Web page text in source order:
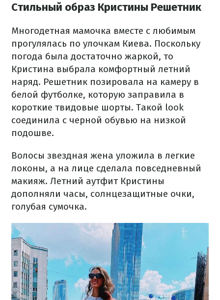
Стильный образ Кристины Решетник
Многодетная мамочка вместе с любимым
прогулялась по улочкам Киева. Поскольку
погода была достаточно жаркой, то
Кристина выбрала комфортный летний
наряд. Решетник позировала на камеру в
белой футболке, которую заправила в
короткие твидовые шорты. Такой look
соединила с черной обувью на низкой
подошве.
Волосы звездная жена уложила в легкие
локоны, а на лице сделала повседневный
макияж. Летний аутфит Кристины
дополняли часы, солнцезащитные очки,
голубая сумочка.